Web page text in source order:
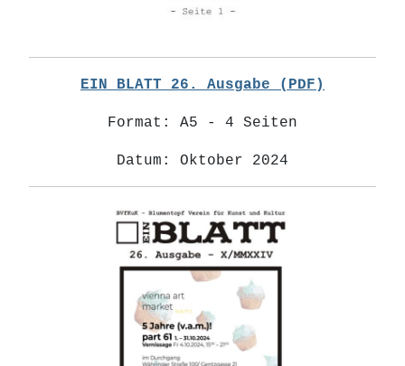
EIN BLATT 26. Ausgabe (PDF)
Format: A5 - 4 Seiten
Datum: Oktober 2024